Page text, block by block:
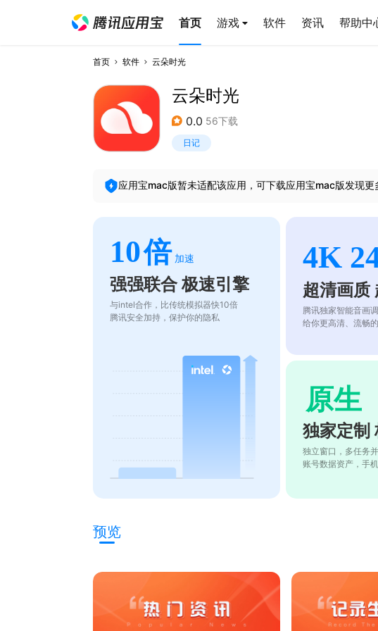
首页 游戏 软件 资讯 帮助中
首页 软件 云朵时光
云朵时光
0.0 56下载
日记
应用宝mac版暂未适配该应用，可下载应用宝mac版发现更
10倍 加速
强强联合 极速引擎
与intel合作，比传统模拟器快10倍
腾讯安全加持，保护你的隐私
4K
超清画质
腾讯独家智能音画
给你更高清、流畅
原生
独家定制
独立窗口，多任务
账号数据资产，手
预览